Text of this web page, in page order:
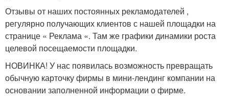
Отзывы от наших постоянных рекламодателей ,
регулярно получающих клиентов с нашей площадки на
странице « Реклама «. Там же графики динамики роста
целевой посещаемости площадки.
НОВИНКА! У нас появилась возможность превращать
обычную карточку фирмы в мини-лендинг компании на
основании заполненной информации о фирме.